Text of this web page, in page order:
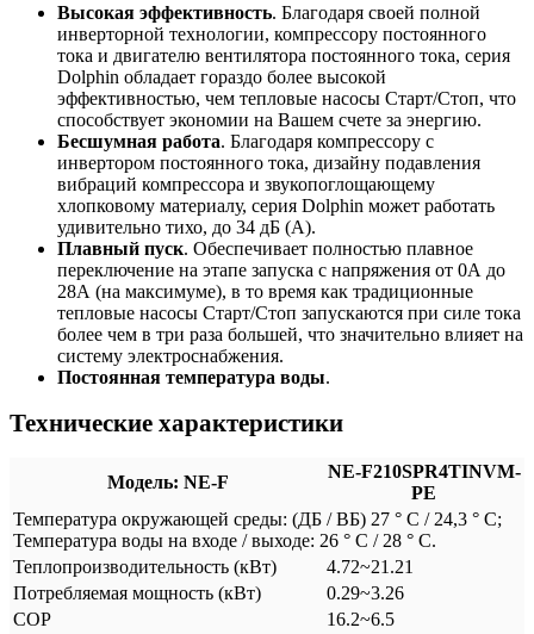
Высокая эффективность. Благодаря своей полной
инверторной технологии, компрессору постоянного
тока и двигателю вентилятора постоянного тока, серия
Dolphin обладает гораздо более высокой
эффективностью, чем тепловые насосы Старт/Стоп, что
способствует экономии на Вашем счете за энергию.
Бесшумная работа. Благодаря компрессору с
инвертором постоянного тока, дизайну подавления
вибраций компрессора и звукопоглощающему
хлопковому материалу, серия Dolphin может работать
удивительно тихо, до 34 дБ (А).
Плавный пуск. Обеспечивает полностью плавное
переключение на этапе запуска с напряжения от 0А до
28А (на максимуме), в то время как традиционные
тепловые насосы Старт/Стоп запускаются при силе тока
более чем в три раза большей, что значительно влияет на
систему электроснабжения.
Постоянная температура воды.
Технические характеристики
Модель: NE-F
NE-F210SPR4TINVM-
PE
Температура окружающей среды: (ДБ / ВБ) 27 ° C / 24,3 ° C;
Температура воды на входе / выходе: 26 ° C / 28 ° C.
Теплопроизводительность (кВт)
4.72~21.21
Потребляемая мощность (кВт)
0.29~3.26
COP
16.2~6.5